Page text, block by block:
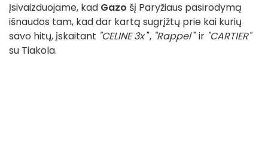
Įsivaizduojame, kad Gazo šį Paryžiaus pasirodymą
išnaudos tam, kad dar kartą sugrįžtų prie kai kurių
savo hitų, įskaitant "CELINE 3x", "Rappel" ir "CARTIER"
su Tiakola.